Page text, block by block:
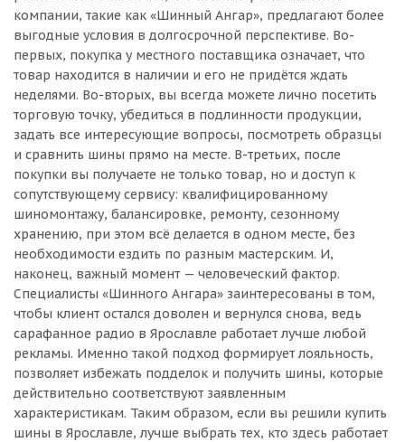
компании, такие как «Шинный Ангар», предлагают более
выгодные условия в долгосрочной перспективе. Во-
первых, покупка у местного поставщика означает, что
товар находится в наличии и его не придётся ждать
неделями. Во-вторых, вы всегда можете лично посетить
торговую точку, убедиться в подлинности продукции,
задать все интересующие вопросы, посмотреть образцы
и сравнить шины прямо на месте. В-третьих, после
покупки вы получаете не только товар, но и доступ к
сопутствующему сервису: квалифицированному
шиномонтажу, балансировке, ремонту, сезонному
хранению, при этом всё делается в одном месте, без
необходимости ездить по разным мастерским. И,
наконец, важный момент — человеческий фактор.
Специалисты «Шинного Ангара» заинтересованы в том,
чтобы клиент остался доволен и вернулся снова, ведь
сарафанное радио в Ярославле работает лучше любой
рекламы. Именно такой подход формирует лояльность,
позволяет избежать подделок и получить шины, которые
действительно соответствуют заявленным
характеристикам. Таким образом, если вы решили купить
шины в Ярославле, лучше выбрать тех, кто здесь работает